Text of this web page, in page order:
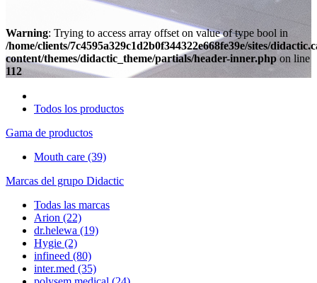
Warning: Trying to access array offset on value of type bool in
/home/clients/7c4595a329c1d2b0f344322e668fe39e/sites/
content/themes/didactic_theme/partials/header-inner.php on line
112
Todos los productos
Gama de productos
Mouth care (39)
Marcas del grupo Didactic
Todas las marcas
Arion (22)
dr.helewa (19)
Hygie (2)
infineed (80)
inter.med (35)